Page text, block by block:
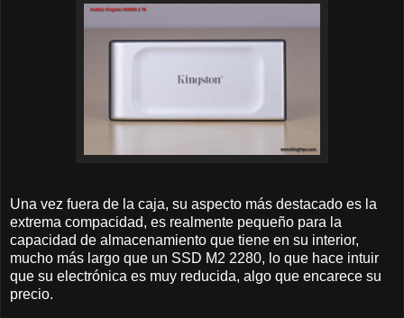
Una vez fuera de la caja, su aspecto más destacado es la
extrema compacidad, es realmente pequeño para la
capacidad de almacenamiento que tiene en su interior,
mucho más largo que un SSD M2 2280, lo que hace intuir
que su electrónica es muy reducida, algo que encarece su
precio.